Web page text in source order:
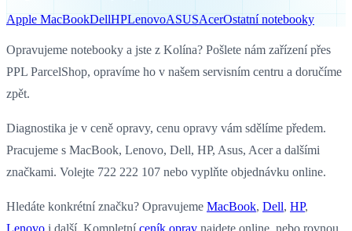
Apple MacBookDellHPLenovoASUSAcerOstatní notebooky
Opravujeme notebooky a jste z Kolína? Pošlete nám zařízení přes
PPL ParcelShop, opravíme ho v našem servisním centru a doručíme
zpět.
Diagnostika je v ceně opravy, cenu opravy vám sdělíme předem.
Pracujeme s MacBook, Lenovo, Dell, HP, Asus, Acer a dalšími
značkami. Volejte 722 222 107 nebo vyplňte objednávku online.
Hledáte konkrétní značku? Opravujeme MacBook, Dell, HP,
Lenovo i další. Kompletníceník oprav najdete online, nebo rovnou